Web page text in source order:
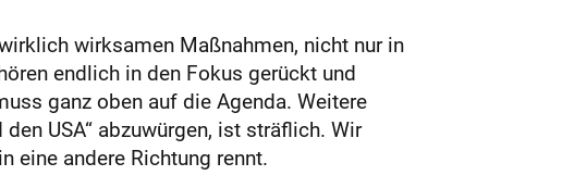
wirksamen Maßnahmen, nicht nur in
endlich in den Fokus gerückt und
ganz oben auf die Agenda. Weitere
USA“ abzuwürgen, ist sträflich. Wir
eine andere Richtung rennt.